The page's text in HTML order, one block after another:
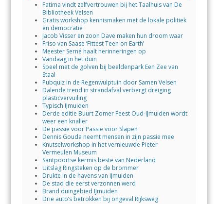
Fatima vindt zelfvertrouwen bij het Taalhuis van De
Bibliotheek Velsen
Gratis workshop kennismaken met de lokale politiek
en democratie
Jacob Visser en zoon Dave maken hun droom waar
Friso van Saase ‘Fittest Teen on Earth’
Meester Serné haalt herinneringen op
Vandaag in het duin
Speel met de golven bij beeldenpark Een Zee van
Staal
Pubquiz in de Regenwulptuin door Samen Velsen
Dalende trend in strandafval verbergt dreiging
plasticvervuiling
Typisch IJmuiden
Derde editie Buurt Zomer Feest Oud-IJmuiden wordt
weer een knaller
De passie voor Passie voor Slapen
Dennis Gouda neemt mensen in zijn passie mee
Knutselworkshop in het vernieuwde Pieter
Vermeulen Museum
Santpoortse kermis beste van Nederland
Uitslag Ringsteken op de brommer
Drukte in de havens van IJmuiden
De stad die eerst verzonnen werd
Brand duingebied IJmuiden
Drie auto’s betrokken bij ongeval Rijksweg